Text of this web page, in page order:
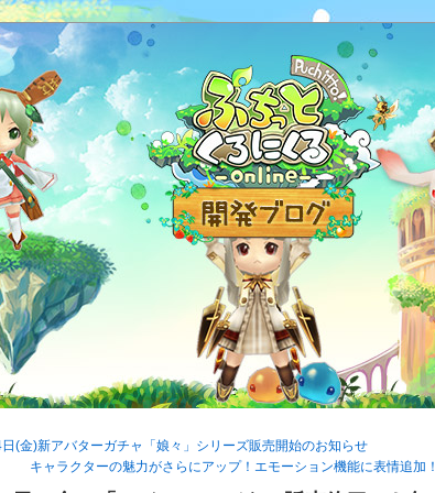
(金)新アバターガチャ「娘々」シリーズ販売開始のお知らせ
キャラクターの魅力がさらにアップ！エモーション機能に表情追加！